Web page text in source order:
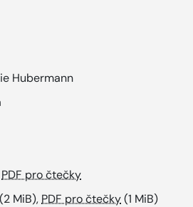
Hubermann
PDF pro čtečky
(2 MiB), PDF pro čtečky(1 MiB)